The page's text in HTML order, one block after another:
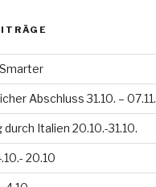
Abschluss 31.10. – 07.11.
Italien 20.10.-31.10.
20.10